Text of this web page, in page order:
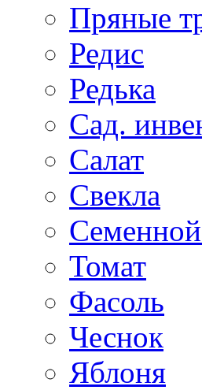
Пряные
Редис
Редька
Сад.
Салат
Свекла
Томат
Фасоль
Чеснок
Яблоня